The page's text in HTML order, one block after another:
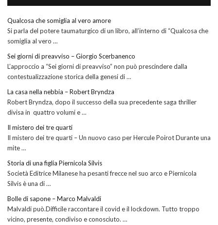
Qualcosa che somiglia al vero amore
Si parla del potere taumaturgico di un libro, all’interno di “Qualcosa che
somiglia al vero …
Sei giorni di preavviso – Giorgio Scerbanenco
L’approccio a “Sei giorni di preavviso” non può prescindere dalla
contestualizzazione storica della genesi di …
La casa nella nebbia – Robert Bryndza
Robert Bryndza, dopo il successo della sua precedente saga thriller
divisa in quattro volumi e …
Il mistero dei tre quarti
Il mistero dei tre quarti – Un nuovo caso per Hercule Poirot Durante una
mite …
Storia di una figlia Piernicola Silvis
Società Editrice Milanese ha pesanti frecce nel suo arco e Piernicola
Silvis è una di …
Bolle di sapone – Marco Malvaldi
Malvaldi può.Difficile raccontare il covid e il lockdown. Tutto troppo
vicino, presente, condiviso e conosciuto. …